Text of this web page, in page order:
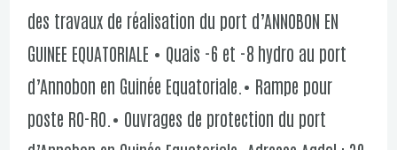
des travaux de réalisation du port d’ANNOBON EN
GUINEE EQUATORIALE • Quais -6 et -8 hydro au port
d’Annobon en Guinée Equatoriale.• Rampe pour
poste RO-RO.• Ouvrages de protection du port